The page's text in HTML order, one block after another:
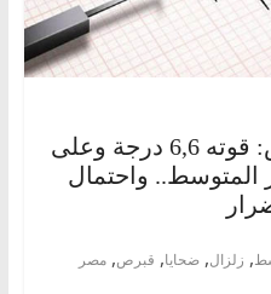
مصر تتأثر بزلزال قبرص: قوته 6,6 درجة وعلى
المتوسط.. واحتمال
, زلزال, ضحايا, قبرص, مصر